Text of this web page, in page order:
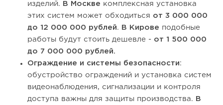
изделий. В Москве комплексная установка
этих систем может обходиться от 3 000 000
до 12 000 000 рублей. В Кирове подобные
работы будут стоить дешевле - от 1 500 000
до 7 000 000 рублей.
Ограждение и системы безопасности:
обустройство ограждений и установка систем
видеонаблюдения, сигнализации и контроля
доступа важны для защиты производства.
В